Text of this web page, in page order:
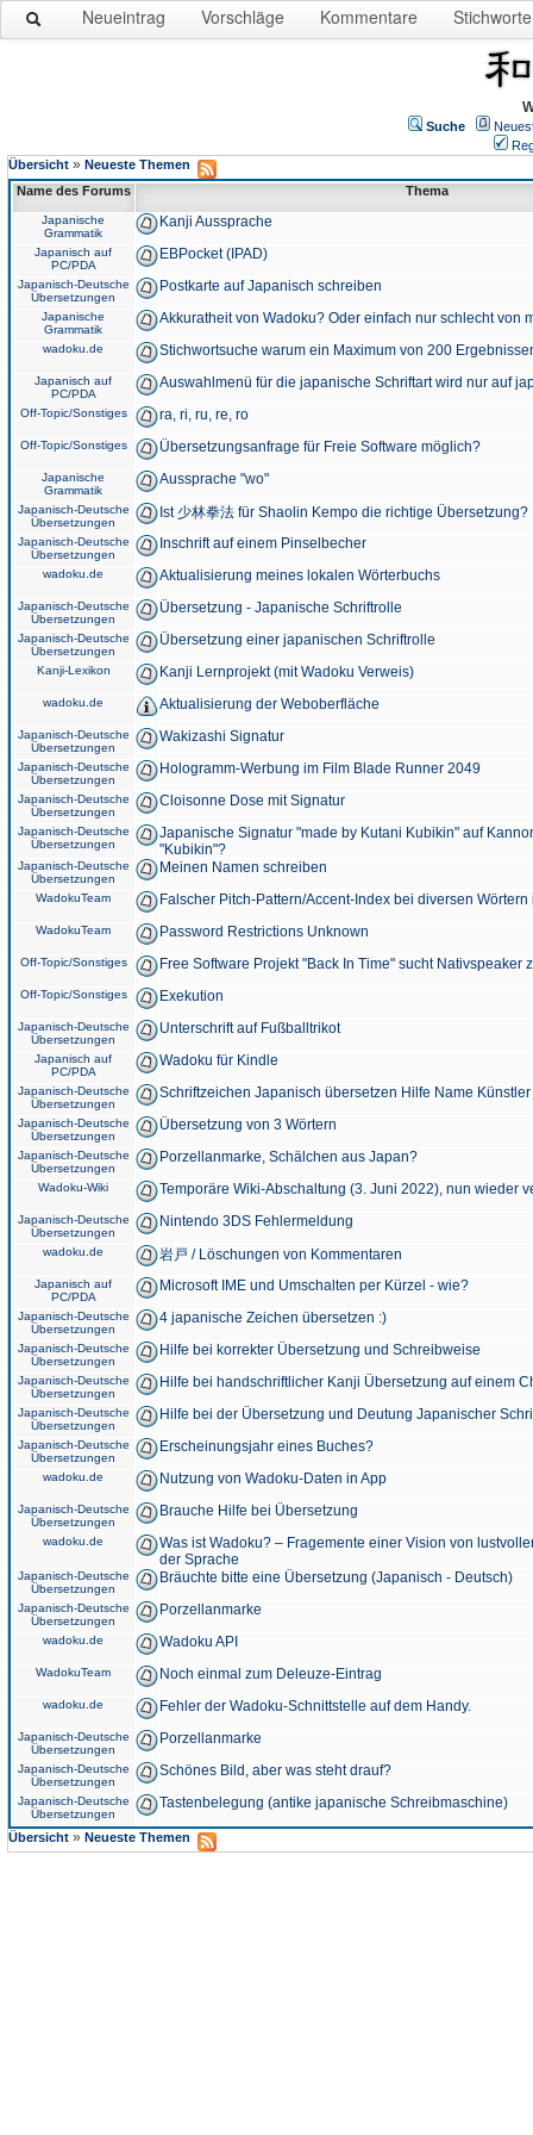
Neueintrag Vorschläge Kommentare Stichworte
Suche
Übersicht » Neueste Themen
Name des Forums
Thema
Japanische
Grammatik
Kanji Aussprache
Japanisch auf
PC/PDA
EBPocket (IPAD)
Japanisch-Deutsche
Übersetzungen
Postkarte auf Japanisch schreiben
Japanische
Grammatik
Akkuratheit von Wadoku? Oder einfach nur schlecht von
wadoku.de Stichwortsuche warum ein Maximum von 200
Japanisch auf
PC/PDA
Auswahlmenü für die japanische Schriftart wird nur auf
Off-Topic/Sonstiges ra, ri, ru, re, ro
Off-Topic/Sonstiges Übersetzungsanfrage für Freie Software möglich?
Japanische
Grammatik
Aussprache "wo"
Japanisch-Deutsche
Übersetzungen
Ist 少林拳法 für Shaolin Kempo die richtige Übersetzung?
Japanisch-Deutsche
Übersetzungen
Inschrift auf einem Pinselbecher
wadoku.de Aktualisierung meines lokalen Wörterbuchs
Japanisch-Deutsche
Übersetzungen
Übersetzung - Japanische Schriftrolle
Japanisch-Deutsche
Übersetzungen
Übersetzung einer japanischen Schriftrolle
Kanji-Lexikon Kanji Lernprojekt (mit Wadoku Verweis)
wadoku.de Aktualisierung der Weboberfläche
Japanisch-Deutsche
Übersetzungen
Wakizashi Signatur
Japanisch-Deutsche
Übersetzungen
Hologramm-Werbung im Film Blade Runner 2049
Japanisch-Deutsche
Übersetzungen
Cloisonne Dose mit Signatur
Japanisch-Deutsche
Übersetzungen
Japanische Signatur "made by Kutani Kubikin" auf
"Kubikin"?
Japanisch-Deutsche
Übersetzungen
Meinen Namen schreiben
WadokuTeam Falscher Pitch-Pattern/Accent-Index bei diversen
WadokuTeam Password Restrictions Unknown
Off-Topic/Sonstiges Free Software Projekt "Back In Time" sucht Nativspeaker
Off-Topic/Sonstiges Exekution
Japanisch-Deutsche
Übersetzungen
Unterschrift auf Fußballtrikot
Japanisch auf
PC/PDA
Wadoku für Kindle
Japanisch-Deutsche
Übersetzungen
Schriftzeichen Japanisch übersetzen Hilfe Name
Japanisch-Deutsche
Übersetzungen
Übersetzung von 3 Wörtern
Japanisch-Deutsche
Übersetzungen
Porzellanmarke, Schälchen aus Japan?
Wadoku-Wiki Temporäre Wiki-Abschaltung (3. Juni 2022), nun wieder
Japanisch-Deutsche
Übersetzungen
Nintendo 3DS Fehlermeldung
wadoku.de 岩戸 / Löschungen von Kommentaren
Japanisch auf
PC/PDA
Microsoft IME und Umschalten per Kürzel - wie?
Japanisch-Deutsche
Übersetzungen
4 japanische Zeichen übersetzen :)
Japanisch-Deutsche
Übersetzungen
Hilfe bei korrekter Übersetzung und Schreibweise
Japanisch-Deutsche
Übersetzungen
Hilfe bei handschriftlicher Kanji Übersetzung auf einem
Japanisch-Deutsche
Übersetzungen
Hilfe bei der Übersetzung und Deutung Japanischer
Japanisch-Deutsche
Übersetzungen
Erscheinungsjahr eines Buches?
wadoku.de Nutzung von Wadoku-Daten in App
Japanisch-Deutsche
Übersetzungen
Brauche Hilfe bei Übersetzung
wadoku.de
Was ist Wadoku? – Fragemente einer Vision von
der Sprache
Japanisch-Deutsche
Übersetzungen
Bräuchte bitte eine Übersetzung (Japanisch - Deutsch)
Japanisch-Deutsche
Übersetzungen
Porzellanmarke
wadoku.de Wadoku API
WadokuTeam Noch einmal zum Deleuze-Eintrag
wadoku.de Fehler der Wadoku-Schnittstelle auf dem Handy.
Japanisch-Deutsche
Übersetzungen
Porzellanmarke
Japanisch-Deutsche
Übersetzungen
Schönes Bild, aber was steht drauf?
Japanisch-Deutsche
Übersetzungen
Tastenbelegung (antike japanische Schreibmaschine)
Übersicht » Neueste Themen